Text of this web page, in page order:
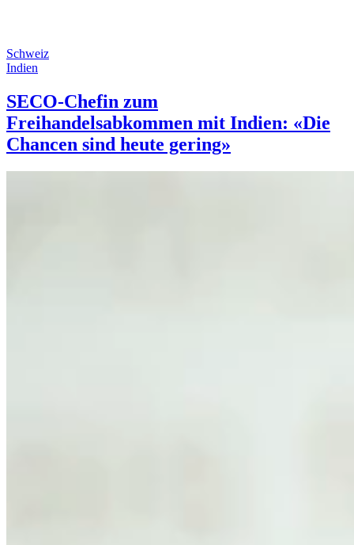
Schweiz
Indien
SECO-Chefin zum
Freihandelsabkommen mit Indien: «Die
Chancen sind heute gering»